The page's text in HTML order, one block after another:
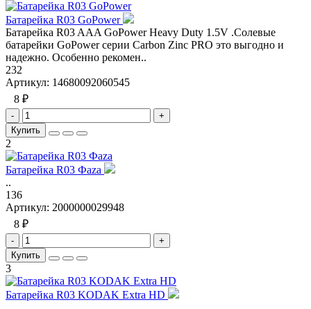
Батарейка R03 GoPower
Батарейка R03 AAA GoPower Heavy Duty 1.5V .Солевые
батарейки GoPower серии Carbon Zinc PRO это выгодно и
надежно. Особенно рекомен..
232
Артикул: 14680092060545
8 ₽
-
+
Купить
2
Батарейка R03 Фаza
..
136
Артикул: 2000000029948
8 ₽
-
+
Купить
3
Батарейка R03 KODAK Extra HD